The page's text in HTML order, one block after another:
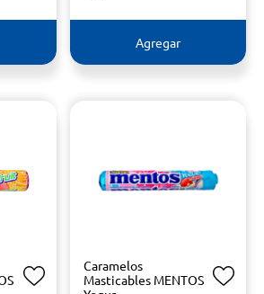
Agregar
Caramelos
Masticables MENTOS